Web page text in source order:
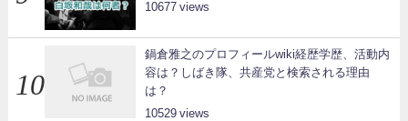
10677
鍋倉雅之のプロフィールwiki経歴学歴、活動内
容は？しばき隊、共産党と検索される理由
は？
10529